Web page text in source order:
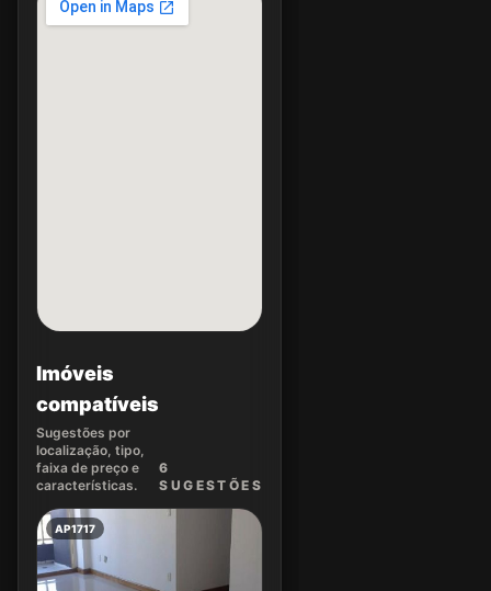
Imóveis
compatíveis
Sugestões por
localização, tipo,
faixa de preço e
características.
6
SUGEST ÕES
AP1717